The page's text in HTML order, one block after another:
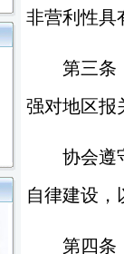
非营利性具
第三
强对地区报
协会遵
自律建设，
第四条